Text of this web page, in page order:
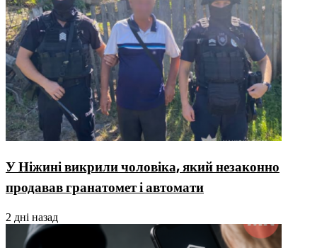
У Ніжині викрили чоловіка, який незаконно
продавав гранатомет і автомати
2 дні назад